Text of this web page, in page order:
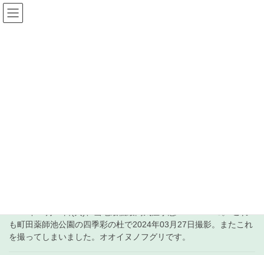
コ
ン
ナ
ビ
2024年04月30日(火)、当地最低最高気温予想 17.0/22.5℃。 これ
も町田薬師池公園の四季彩の杜で2024年03月27日撮影。またこれ
を撮ってしまいました。オオイヌノフグリです。